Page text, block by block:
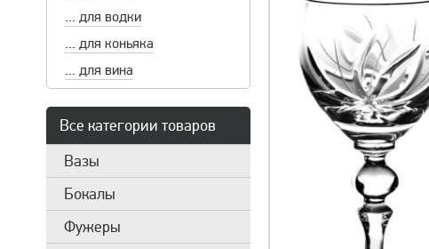
... для водки
... для коньяка
... для вина
Все категории товаров
Вазы
Бокалы
Фужеры